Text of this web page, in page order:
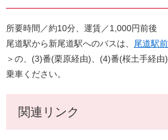
所要時間／約10分、運賃／1,000円前後
尾道駅から新尾道駅へのバスは、 尾道駅
＞の、(3)番(栗原経由)、(4)番(桜土手経
乗車ください。
関連リンク